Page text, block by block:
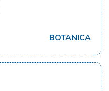
BOTANICA